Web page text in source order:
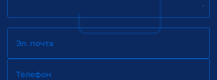
Эл. почта
Телефон